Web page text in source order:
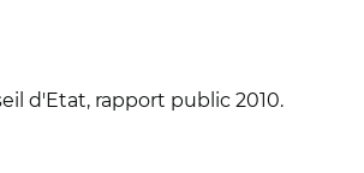
d'Etat, rapport public 2010.